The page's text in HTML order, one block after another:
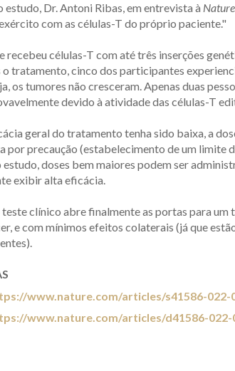
estudo, Dr. Antoni Ribas, em entrevista à Nature
com as células-T do próprio paciente."
recebeu células-T com até três inserções
o tratamento, cinco dos participantes
os tumores não cresceram. Apenas duas
devido à atividade das células-T
geral do tratamento tenha sido baixa, a
por precaução (estabelecimento de um limite
doses bem maiores podem ser
exibir alta eficácia.
teste clínico abre finalmente as portas para
e com mínimos efeitos colaterais (já que
www.nature.com/articles/s41586-022-
www.nature.com/articles/d41586-022-